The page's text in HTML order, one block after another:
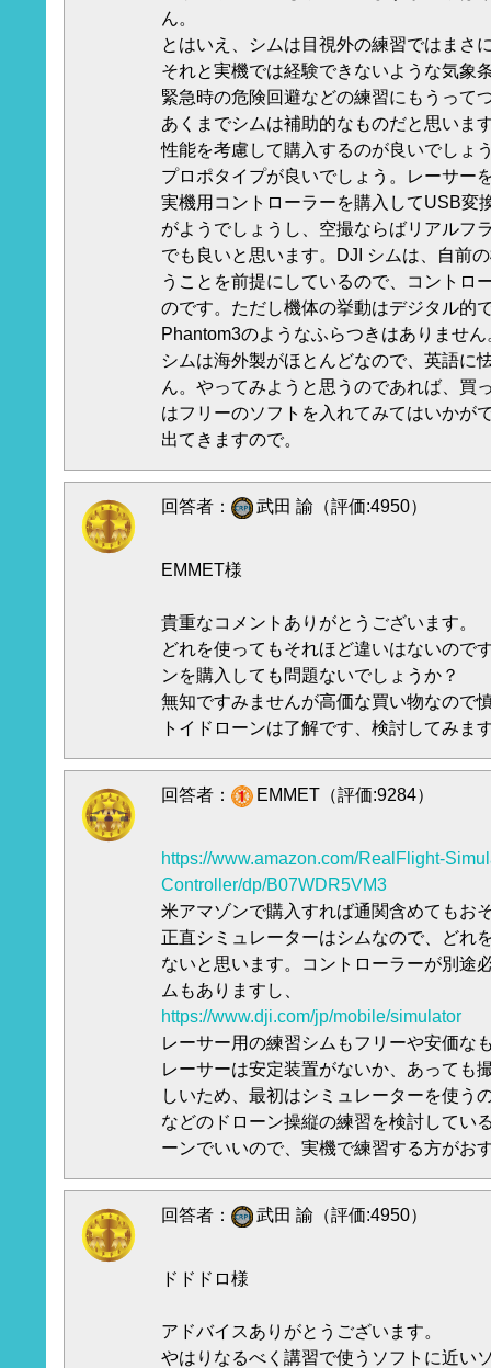
ん。
とはいえ、シムは目視外の練習ではまさ
それと実機では経験できないような気象
緊急時の危険回避などの練習にもうって
あくまでシムは補助的なものだと思いま
性能を考慮して購入するのが良いでしょ
プロポタイプが良いでしょう。レーサー
実機用コントローラーを購入してUSB変
がようでしょうし、空撮ならばリアルフ
でも良いと思います。DJI シムは、自前
うことを前提にしているので、コントロ
のです。ただし機体の挙動はデジタル的
Phantom3のようなふらつきはありません
シムは海外製がほとんどなので、英語に
ん。やってみようと思うのであれば、買
はフリーのソフトを入れてみてはいかが
出てきますので。
回答者： 武田 諭（評価:4950）
EMMET様
貴重なコメントありがとうございます。
どれを使ってもそれほど違いはないので
ンを購入しても問題ないでしょうか？
無知ですみませんが高価な買い物なので
トイドローンは了解です、検討してみま
回答者： EMMET（評価:9284）
https://www.amazon.com/RealFlight-
Controller/dp/B07WDR5VM3
米アマゾンで購入すれば通関含めてもお
正直シミュレーターはシムなので、どれ
ないと思います。コントローラーが別途
ムもありますし、
https://www.dji.com/jp/mobile/simulator
レーサー用の練習シムもフリーや安価な
レーサーは安定装置がないか、あっても
しいため、最初はシミュレーターを使う
などのドローン操縦の練習を検討してい
ーンでいいので、実機で練習する方がお
回答者： 武田 諭（評価:4950）
ドドドロ様
アドバイスありがとうございます。
やはりなるべく講習で使うソフトに近い